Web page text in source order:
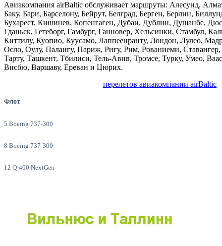
Авиакомпания airBaltic обслуживает маршруты: Алесунд,
Баку, Бари, Барселону, Бейрут, Белград, Берген, Берлин,
Бухарест, Кишинев, Копенгаген, Дубаи, Дублин, Душанбе,
Гданьск, Гетеборг, Гамбург, Ганновер, Хельсинки, Стамбул,
Киттилу, Куопио, Куусамо, Лаппеенранту, Лондон, Лулео,
Осло, Оулу, Палангу, Париж, Ригу, Рим, Рованиеми,
Тарту, Ташкент, Тбилиси, Тель-Авив, Тромсе, Турку, Умео,
Висбю, Варшаву, Ереван и Цюрих.
Флот
5 Boeing 737-300
8 Boeing 737-300
12 Q-400 NextGen
перелетов авиакомпании airBaltic